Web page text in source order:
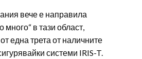
вече е направила
в тази област,
една трета от наличните
системи IRIS-T.